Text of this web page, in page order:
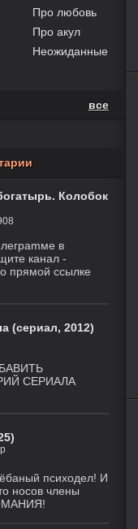
Про любовь
Про акул
Неожиданные
все
Колобок
в
кaнал -
прямой ссылке
(сериал, 2012)
СЕРИАЛА
психодел! И
носов члены